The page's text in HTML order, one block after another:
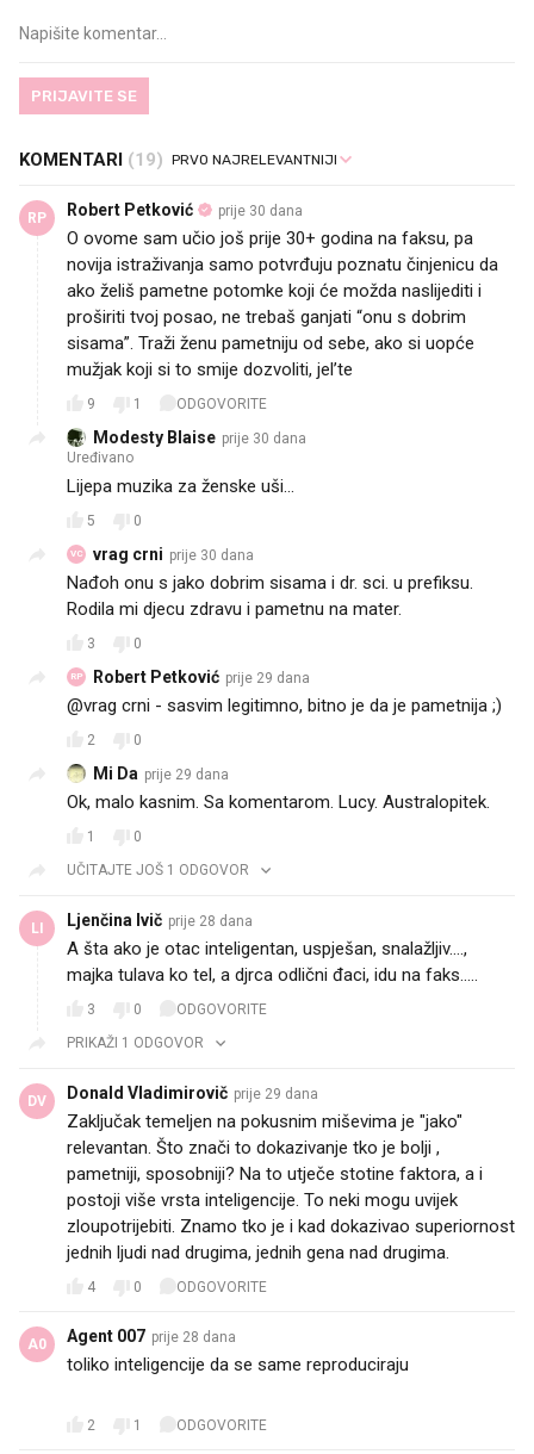
PRIJAVITE SE
KOMENTARI (19)
RP Robert Petković prije 30 dana
O ovome sam učio još prije 30+ godina na faksu, pa
novija istraživanja samo potvrđuju poznatu činjenicu da
ako želiš pametne potomke koji će možda naslijediti i
proširiti tvoj posao, ne trebaš ganjati “onu s dobrim
sisama”. Traži ženu pametniju od sebe, ako si uopće
mužjak koji si to smije dozvoliti, jel’te 😀
9 1 ODGOVORITE
Modesty Blaise prije 30 dana
Uređivano
Lijepa muzika za ženske uši...
5 0
VC vrag crni prije 30 dana
Nađoh onu s jako dobrim sisama i dr. sci. u prefiksu.
Rodila mi djecu zdravu i pametnu na mater.
3 0
RP Robert Petković prije 29 dana
@vrag crni - sasvim legitimno, bitno je da je pametnija ;)
2 0
Mi Da prije 29 dana
Ok, malo kasnim. Sa komentarom. Lucy. Australopitek.
1
0
UČITAJTE JOŠ 1 ODGOVOR
LI Ljenčina Ivič prije 28 dana
A šta ako je otac inteligentan, uspješan, snalažljiv....,
majka tulava ko tel, a djrca odlični đaci, idu na faks.....
3 0
ODGOVORITE
PRIKAŽI 1 ODGOVOR
DV Donald Vladimirovič prije 29 dana
Zaključak temeljen na pokusnim miševima je "jako"
relevantan. Što znači to dokazivanje tko je bolji ,
pametniji, sposobniji? Na to utječe stotine faktora, a i
postoji više vrsta inteligencije. To neki mogu uvijek
zloupotrijebiti. Znamo tko je i kad dokazivao superiornost
jednih ljudi nad drugima, jednih gena nad drugima.
4 0 ODGOVORITE
A0 Agent 007 prije 28 dana
toliko inteligencije da se same reproduciraju🤣🤣🤣🤣
2 1 ODGOVORITE